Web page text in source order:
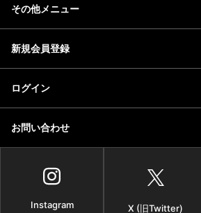
その他メニュー
新規会員登録
ログイン
お問い合わせ
Instagram X (旧Twitter)